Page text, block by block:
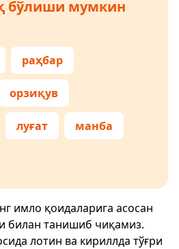
бўлиши мумкин
раҳбар
орзиқув
луғат манба
имло қоидаларига асосан
билан танишиб чиқамиз.
лотин ва кириллда тўғри